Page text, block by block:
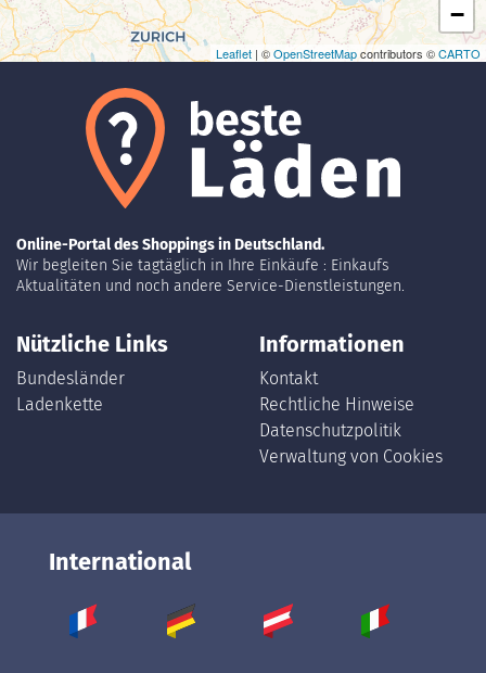
−
Leaflet | ©OpenStreetMapcontributors ©CARTO
Online-Portal des Shoppings in Deutschland.
Wir begleiten Sie tagtäglich in Ihre Einkäufe : Einkaufs
Aktualitäten und noch andere Service-Dienstleistungen.
Nützliche Links
Bundesländer
Ladenkette
Informationen
Kontakt
Rechtliche Hinweise
Datenschutzpolitik
Verwaltung von Cookies
International